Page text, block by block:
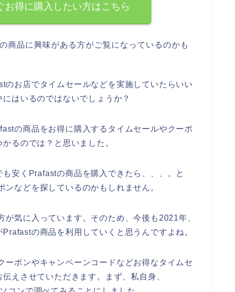
お得に購入したい方はこちら
商品に興味がある方がご覧になっているのかも
お店でタイムセールなどを実施していたらいい
はいるのではないでしょうか？
の商品をお得に購入するタイムセールやクーポ
るのでは？と思いました。
安くPrafastの商品を購入できたら、、、。と
などを探しているのかもしれません。
気に入っています。そのため、今後も2021年、
の商品を利用していくと思うんですよね。
ポンやキャンペーンコードなどお得なタイムセ
えさせていただきます。まず、私自身、